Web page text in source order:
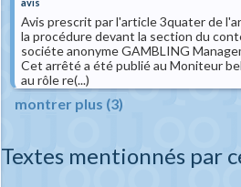
Avis prescrit par l'article 3quater de
la procédure devant la section du
sociéte anonyme GAMBLING
Cet arrêté a été publié au Moniteur
au rôle re(...)
montrer plus (3)
Textes mentionnés par